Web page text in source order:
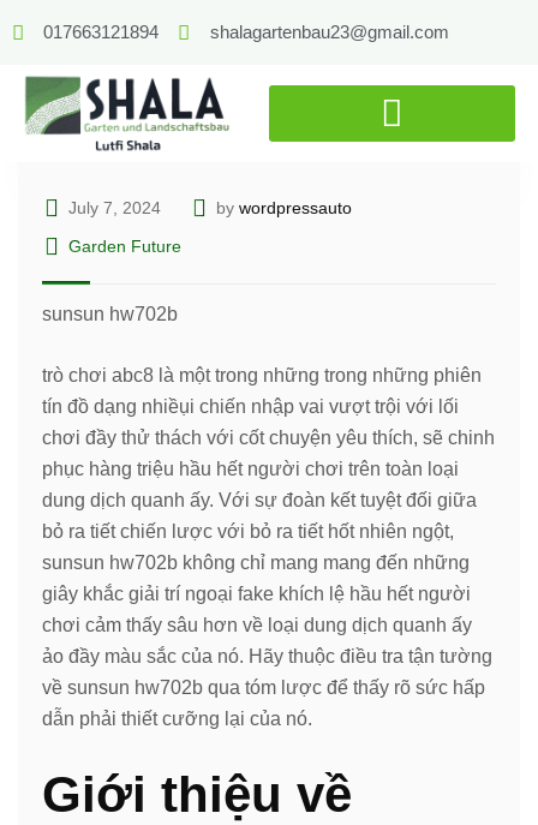
017663121894 shalagartenbau23@gmail.com
July 7, 2024 by wordpressauto
Garden Future
sunsun hw702b
trò chơi abc8 là một trong những trong những phiên
tín đồ dạng nhiềụi chiến nhập vai vượt trội với lối
chơi đầy thử thách với cốt chuyện yêu thích, sẽ chinh
phục hàng triệu hầu hết người chơi trên toàn loại
dung dịch quanh ấy. Với sự đoàn kết tuyệt đối giữa
bỏ ra tiết chiến lược với bỏ ra tiết hốt nhiên ngột,
sunsun hw702b không chỉ mang mang đến những
giây khắc giải trí ngoại fake khích lệ hầu hết người
chơi cảm thấy sâu hơn về loại dung dịch quanh ấy
ảo đầy màu sắc của nó. Hãy thuộc điều tra tận tường
về sunsun hw702b qua tóm lược để thấy rõ sức hấp
dẫn phải thiết cưỡng lại của nó.
Giới thiệu về